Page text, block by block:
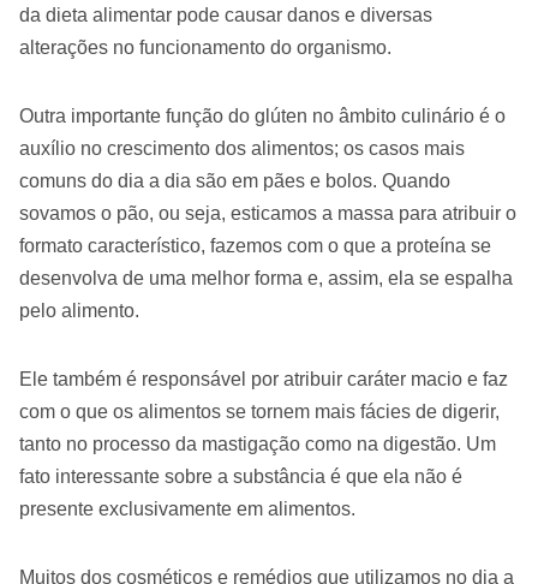
da dieta alimentar pode causar danos e diversas
alterações no funcionamento do organismo.
Outra importante função do glúten no âmbito culinário é o
auxílio no crescimento dos alimentos; os casos mais
comuns do dia a dia são em pães e bolos. Quando
sovamos o pão, ou seja, esticamos a massa para atribuir o
formato característico, fazemos com o que a proteína se
desenvolva de uma melhor forma e, assim, ela se espalha
pelo alimento.
Ele também é responsável por atribuir caráter macio e faz
com o que os alimentos se tornem mais fácies de digerir,
tanto no processo da mastigação como na digestão. Um
fato interessante sobre a substância é que ela não é
presente exclusivamente em alimentos.
Muitos dos cosméticos e remédios que utilizamos no dia a